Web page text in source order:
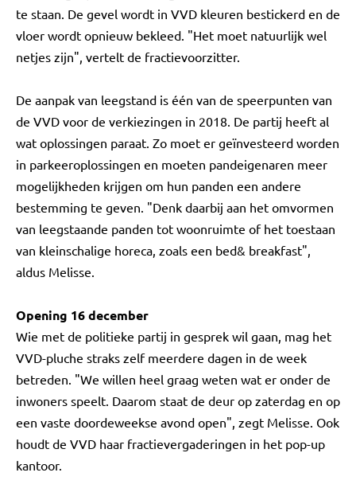
te staan. De gevel wordt in VVD kleuren bestickerd en de
vloer wordt opnieuw bekleed. "Het moet natuurlijk wel
netjes zijn", vertelt de fractievoorzitter.
De aanpak van leegstand is één van de speerpunten van
de VVD voor de verkiezingen in 2018. De partij heeft al
wat oplossingen paraat. Zo moet er geïnvesteerd worden
in parkeeroplossingen en moeten pandeigenaren meer
mogelijkheden krijgen om hun panden een andere
bestemming te geven. "Denk daarbij aan het omvormen
van leegstaande panden tot woonruimte of het toestaan
van kleinschalige horeca, zoals een bed& breakfast",
aldus Melisse.
Opening 16 december
Wie met de politieke partij in gesprek wil gaan, mag het
VVD-pluche straks zelf meerdere dagen in de week
betreden. "We willen heel graag weten wat er onder de
inwoners speelt. Daarom staat de deur op zaterdag en op
een vaste doordeweekse avond open", zegt Melisse. Ook
houdt de VVD haar fractievergaderingen in het pop-up
kantoor.